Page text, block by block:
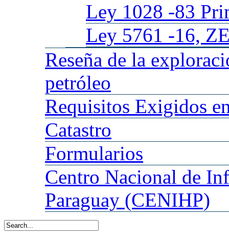
Ley 1028 -83
Ley 5761 -16,
Reseña de la
petróleo
Requisitos Exigidos
Catastro
Formularios
Centro Nacional de
Paraguay (CENIHP)